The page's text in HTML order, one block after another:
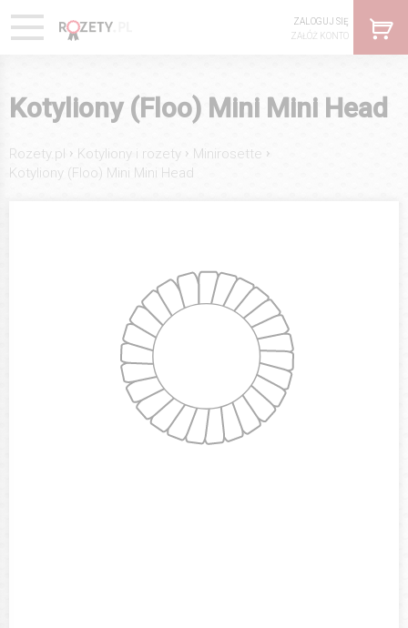
ZALOGUJ SIĘ
ZAŁÓŻ KONTO
Kotyliony (Floo) Mini Mini Head
Rozety.pl › Kotyliony i rozety › Minirosette ›
Kotyliony (Floo) Mini Mini Head